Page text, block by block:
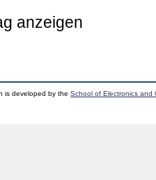
anzeigen
is developed by theSchool of Electronics and